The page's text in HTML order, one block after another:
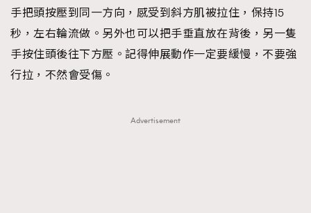
手把頭按壓到同一方向，感受到斜方肌被拉住，保持15
秒，左右輪流做。另外也可以把手垂直放在背後，另一隻
手按住頭後往下方壓。記得伸展動作一定要緩慢，不要強
行拉，不然會受傷。
Advertisement